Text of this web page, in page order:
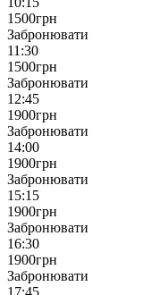
1500грн
Забронювати
11:30
1500грн
Забронювати
12:45
1900грн
Забронювати
14:00
1900грн
Забронювати
15:15
1900грн
Забронювати
16:30
1900грн
Забронювати
17:45